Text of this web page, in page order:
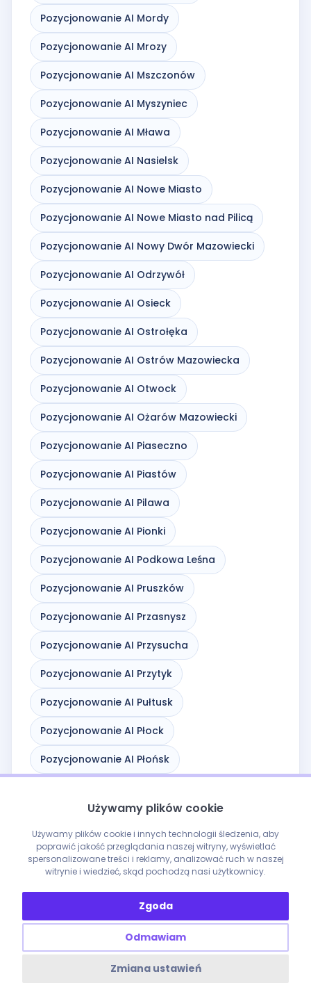
Używamy plików cookie
Używamy plików cookie i innych technologii śledzenia, aby
poprawić jakość przeglądania naszej witryny, wyświetlać
spersonalizowane treści i reklamy, analizować ruch w naszej
witrynie i wiedzieć, skąd pochodzą nasi użytkownicy.
Zgoda
Odmawiam
Zmiana ustawień
Pozycjonowanie AI Mordy
Pozycjonowanie AI Mrozy
Pozycjonowanie AI Mszczonów
Pozycjonowanie AI Myszyniec
Pozycjonowanie AI Mława
Pozycjonowanie AI Nasielsk
Pozycjonowanie AI Nowe Miasto
Pozycjonowanie AI Nowe Miasto nad Pilicą
Pozycjonowanie AI Nowy Dwór Mazowiecki
Pozycjonowanie AI Odrzywół
Pozycjonowanie AI Osieck
Pozycjonowanie AI Ostrołęka
Pozycjonowanie AI Ostrów Mazowiecka
Pozycjonowanie AI Otwock
Pozycjonowanie AI Ożarów Mazowiecki
Pozycjonowanie AI Piaseczno
Pozycjonowanie AI Piastów
Pozycjonowanie AI Pilawa
Pozycjonowanie AI Pionki
Pozycjonowanie AI Podkowa Leśna
Pozycjonowanie AI Pruszków
Pozycjonowanie AI Przasnysz
Pozycjonowanie AI Przysucha
Pozycjonowanie AI Przytyk
Pozycjonowanie AI Pułtusk
Pozycjonowanie AI Płock
Pozycjonowanie AI Płońsk
Pozycjonowanie AI Radom
Pozycjonowanie AI Radzymin
Pozycjonowanie AI Różan
Pozycjonowanie AI Sanniki
Pozycjonowanie AI Serock